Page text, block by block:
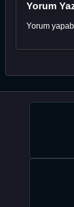
Yorum
Yorum